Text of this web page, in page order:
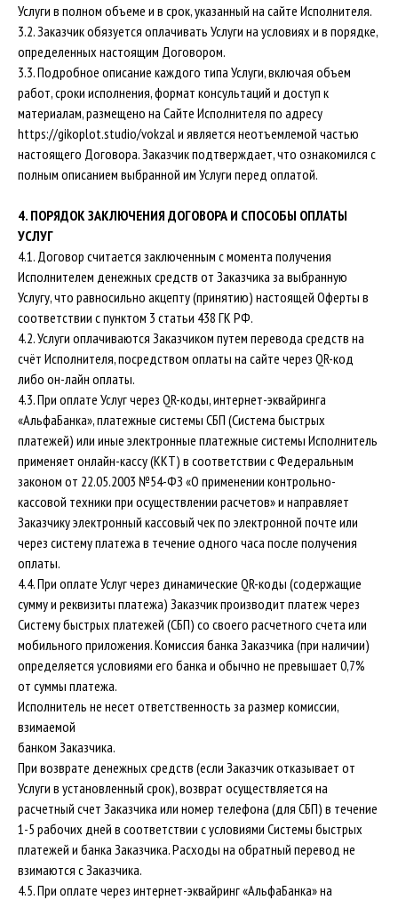
Услуги в полном объеме и в срок, указанный на сайте Исполнителя.
3.2. Заказчик обязуется оплачивать Услуги на условиях и в порядке,
определенных настоящим Договором.
3.3. Подробное описание каждого типа Услуги, включая объем
работ, сроки исполнения, формат консультаций и доступ к
материалам, размещено на Сайте Исполнителя по адресу
https://gikoplot.studio/vokzalи является неотъемлемой частью
настоящего Договора. Заказчик подтверждает, что ознакомился с
полным описанием выбранной им Услуги перед оплатой.
4. ПОРЯДОК ЗАКЛЮЧЕНИЯ ДОГОВОРА И СПОСОБЫ ОПЛАТЫ
УСЛУГ
4.1. Договор считается заключенным с момента получения
Исполнителем денежных средств от Заказчика за выбранную
Услугу, что равносильно акцепту (принятию) настоящей Оферты в
соответствии с пунктом 3 статьи 438 ГК РФ.
4.2. Услуги оплачиваются Заказчиком путем перевода средств на
счёт Исполнителя, посредством оплаты на сайте через QR-код
либо он-лайн оплаты.
4.3. При оплате Услуг через QR-коды, интернет-эквайринга
«АльфаБанка», платежные системы СБП (Система быстрых
платежей) или иные электронные платежные системы Исполнитель
применяет онлайн-кассу (ККТ) в соответствии с Федеральным
законом от 22.05.2003 №54-ФЗ «О применении контрольно-
кассовой техники при осуществлении расчетов» и направляет
Заказчику электронный кассовый чек по электронной почте или
через систему платежа в течение одного часа после получения
оплаты.
4.4. При оплате Услуг через динамические QR-коды (содержащие
сумму и реквизиты платежа) Заказчик производит платеж через
Систему быстрых платежей (СБП) со своего расчетного счета или
мобильного приложения. Комиссия банка Заказчика (при наличии)
определяется условиями его банка и обычно не превышает 0,7%
от суммы платежа.
Исполнитель не несет ответственность за размер комиссии,
взимаемой
банком Заказчика.
При возврате денежных средств (если Заказчик отказывает от
Услуги в установленный срок), возврат осуществляется на
расчетный счет Заказчика или номер телефона (для СБП) в течение
1-5 рабочих дней в соответствии с условиями Системы быстрых
платежей и банка Заказчика. Расходы на обратный перевод не
взимаются с Заказчика.
4.5. При оплате через интернет-эквайринг «АльфаБанка» на